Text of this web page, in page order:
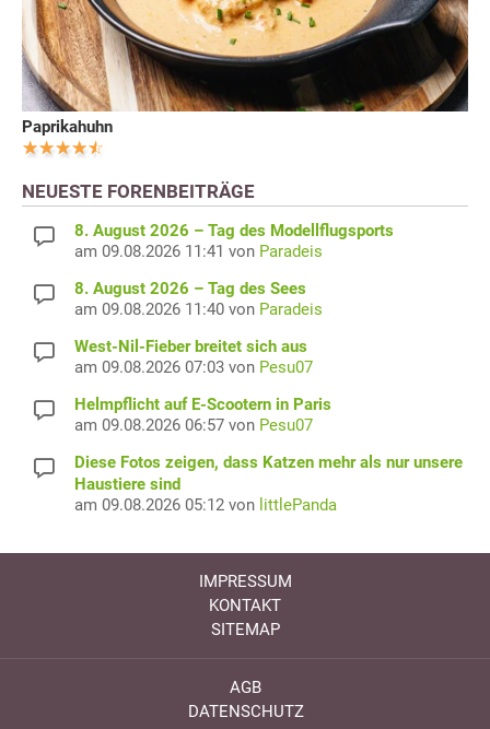
Paprikahuhn
NEUESTE FORENBEITRÄGE
8. August 2026 – Tag des Modellflugsports
am 09.08.2026 11:41 von Paradeis
8. August 2026 – Tag des Sees
am 09.08.2026 11:40 von Paradeis
West-Nil-Fieber breitet sich aus
am 09.08.2026 07:03 von Pesu07
Helmpflicht auf E-Scootern in Paris
am 09.08.2026 06:57 von Pesu07
Diese Fotos zeigen, dass Katzen mehr als nur unsere
Haustiere sind
am 09.08.2026 05:12 von littlePanda
IMPRESSUM
KONTAKT
SITEMAP
AGB
DATENSCHUTZ